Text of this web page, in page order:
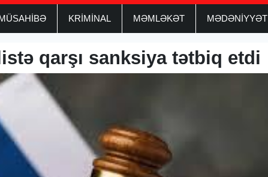
KRİMİNAL MƏMLƏKƏT MƏDƏNİYYƏT
qarşı sanksiya tətbiq etdi